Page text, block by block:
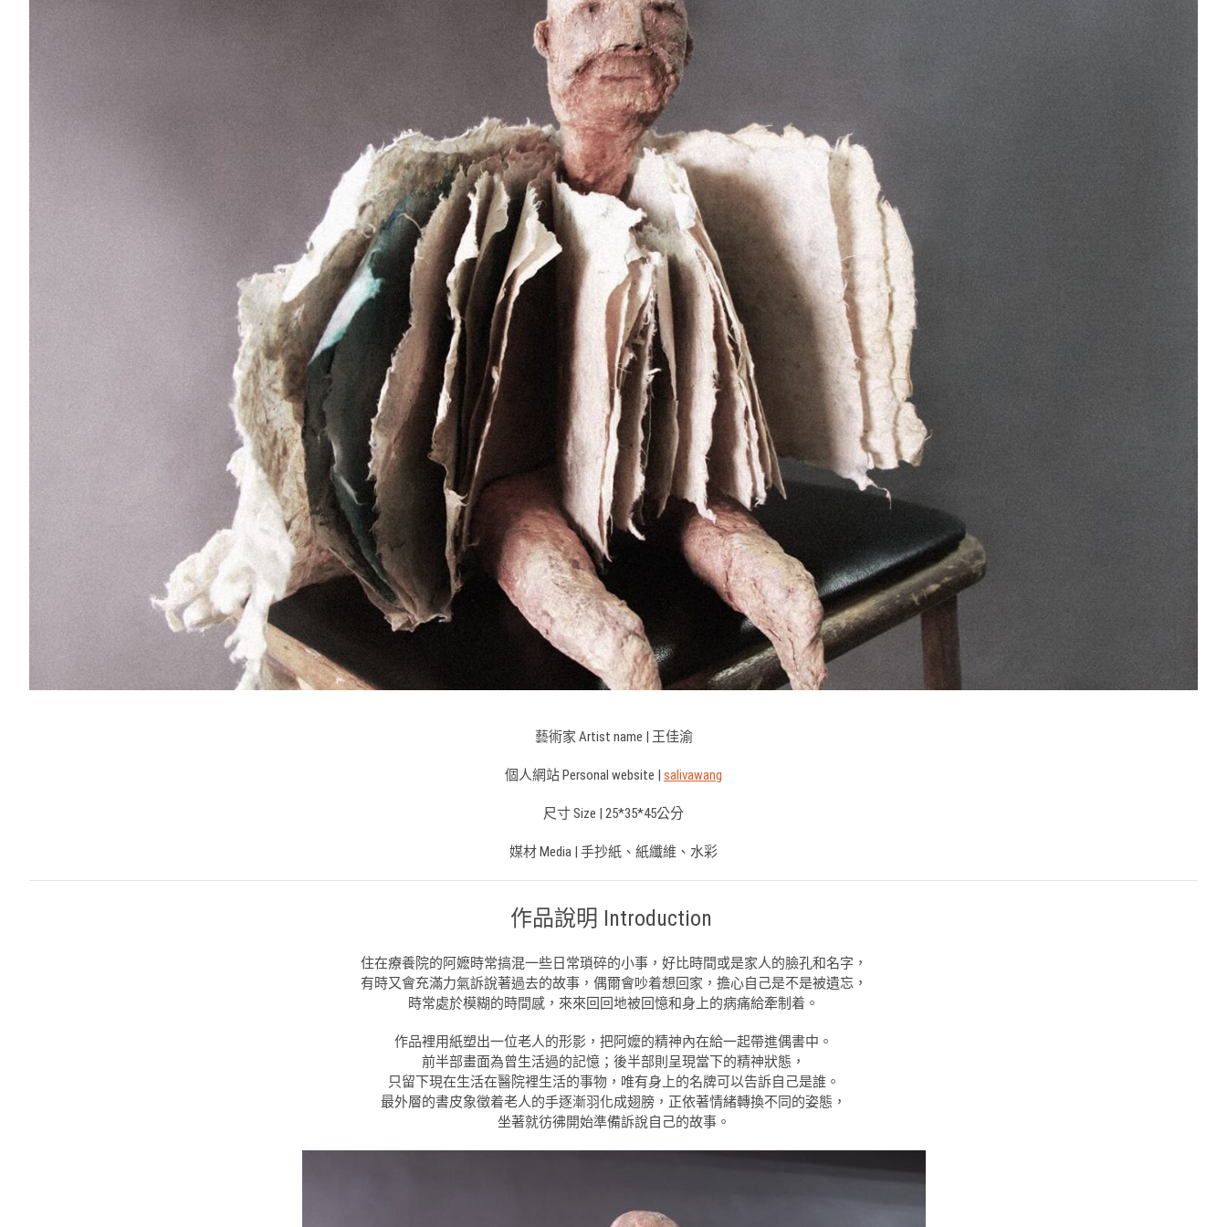
藝術家 Artist name | 王佳渝
個人網站 Personal website | salivawang
尺寸 Size | 25*35*45公分
媒材 Media | 手抄紙、紙纖維、水彩
作品說明 Introduction
住在療養院的阿嬷時常搞混一些日常瑣碎的小事，好比時間或是家人的臉孔和名字，
有時又會充滿力氣訴說著過去的故事，偶爾會吵着想回家，擔心自己是不是被遺忘，
時常處於模糊的時間感，來來回回地被回憶和身上的病痛給牽制着。
作品裡用紙塑出一位老人的形影，把阿嬤的精神內在給一起帶進偶書中。
前半部畫面為曾生活過的記憶；後半部則呈現當下的精神狀態，
只留下現在生活在醫院裡生活的事物，唯有身上的名牌可以告訴自己是誰。
最外層的書皮象徵着老人的手逐漸羽化成翅膀，正依著情緒轉換不同的姿態，
坐著就彷彿開始準備訴說自己的故事。